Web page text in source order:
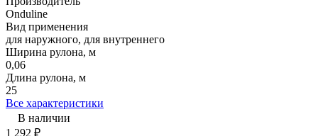
Onduline
Вид применения
для наружного, для внутреннего
Ширина рулона, м
0,06
Длина рулона, м
25
Все характеристики
В наличии
1 292 ₽